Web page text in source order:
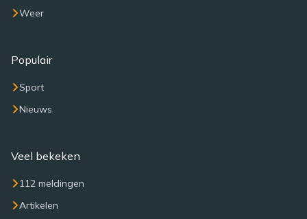
Weer
Populair
Sport
Nieuws
Veel bekeken
112 meldingen
Artikelen